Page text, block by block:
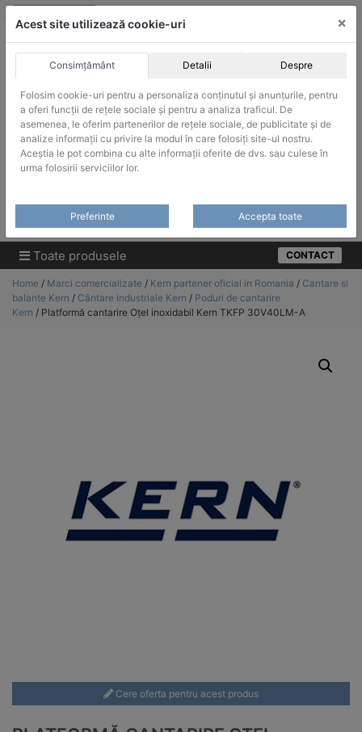
Skip
ACHIZITII PUBLICE
Produsele pot fi achizitionate si in sistemul SEAP / SICAP
Products
Toate produsele CONTACT
Home / Marci comercializate / Kern partener oficial in Romania / Cantare si
balante Kern / Cântare industriale Kern / Poduri de cantarire
Kern / Platformă cantarire Oțel inoxidabil Kern TKFP 30V40LM-A
Cere oferta pentru acest produs
Acest site utilizează cookie-uri ×
Consimțământ Detalii Despre
Folosim cookie-uri pentru a personaliza conținutul și anunțurile, pentru
a oferi funcții de rețele sociale și pentru a analiza traficul. De
asemenea, le oferim partenerilor de rețele sociale, de publicitate și de
analize informații cu privire la modul în care folosiți site-ul nostru.
Aceștia le pot combina cu alte informații oferite de dvs. sau culese în
urma folosirii serviciilor lor.
Preferinte Accepta toate